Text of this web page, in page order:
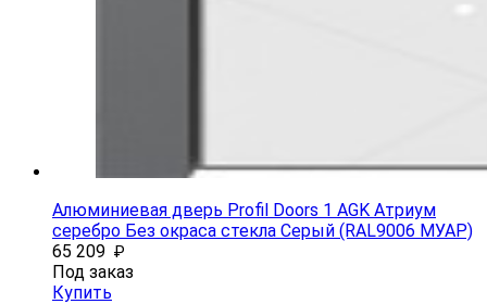
Алюминиевая дверь Profil Doors 1 AGK Атриум
серебро Без окраса стекла Серый (RAL9006 МУАР)
65 209 ₽
Под заказ
Купить